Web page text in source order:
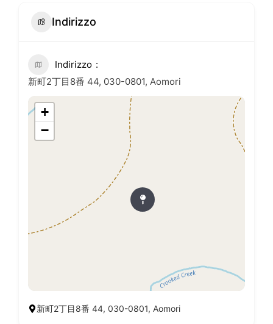
Indirizzo
Indirizzo
新町2丁目8番 44, 030-0801, Aomori
+
−
新町2丁目8番 44, 030-0801, Aomori